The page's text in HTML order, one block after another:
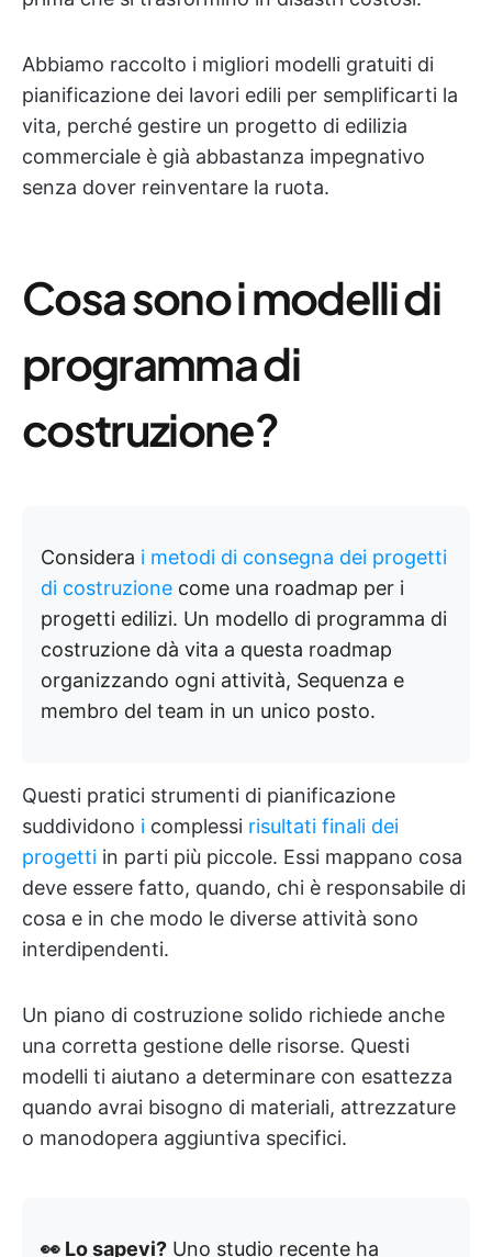
Abbiamo raccolto i migliori modelli gratuiti di
pianificazione dei lavori edili per semplificarti la
vita, perché gestire un progetto di edilizia
commerciale è già abbastanza impegnativo
senza dover reinventare la ruota.
Cosa sono i modelli di
programma di
costruzione?
Considera i metodi di consegna dei progetti
di costruzione come una roadmap per i
progetti edilizi. Un modello di programma di
costruzione dà vita a questa roadmap
organizzando ogni attività, Sequenza e
membro del team in un unico posto.
Questi pratici strumenti di pianificazione
suddividono i complessi risultati finali dei
progetti in parti più piccole. Essi mappano cosa
deve essere fatto, quando, chi è responsabile di
cosa e in che modo le diverse attività sono
interdipendenti.
Un piano di costruzione solido richiede anche
una corretta gestione delle risorse. Questi
modelli ti aiutano a determinare con esattezza
quando avrai bisogno di materiali, attrezzature
o manodopera aggiuntiva specifici.
👀 Lo sapevi? Uno studio recente ha